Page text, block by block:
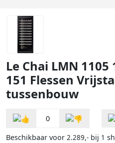
Le Chai LMN
151 Flessen
tussenbouw
0
Beschikbaar voor 2.289,- bij 1